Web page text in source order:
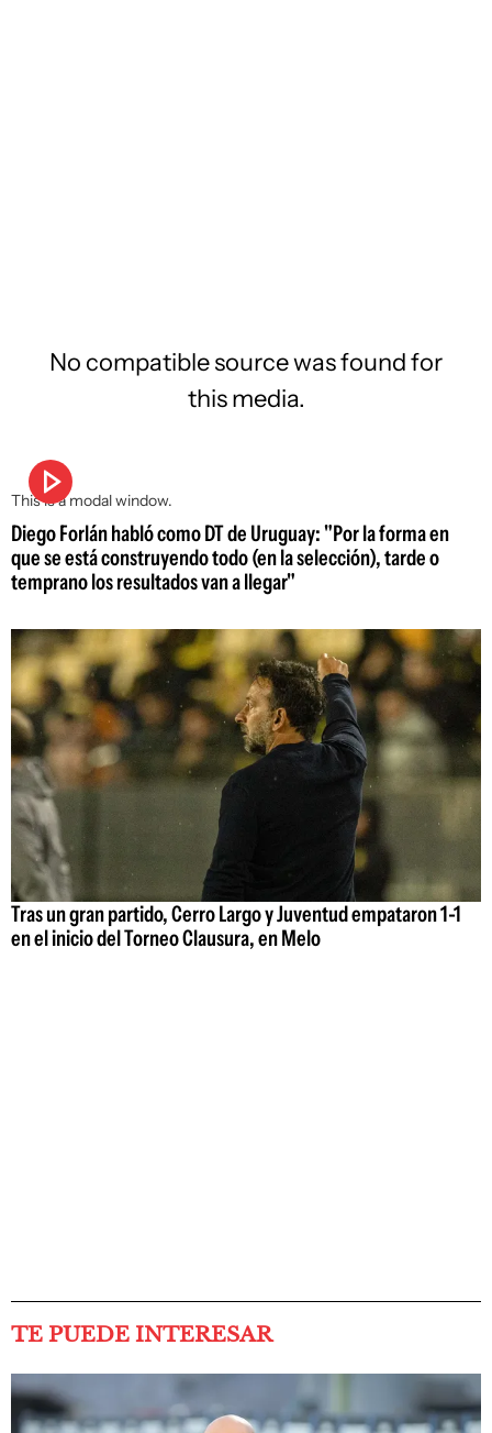
This is a modal window.
No compatible source was found for
this media.
Diego Forlán habló como DT de Uruguay: "Por la forma en
que se está construyendo todo (en la selección), tarde o
temprano los resultados van a llegar"
Tras un gran partido, Cerro Largo y Juventud empataron 1-1
en el inicio del Torneo Clausura, en Melo
TE PUEDE INTERESAR